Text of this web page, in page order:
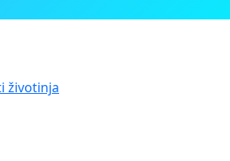
životinja